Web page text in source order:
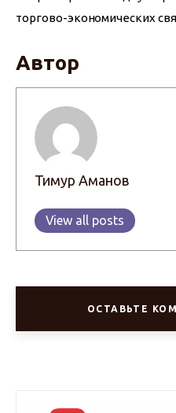
торгово-экономических
Автор
Тимур Аманов
View all posts
ОСТАВЬТЕ